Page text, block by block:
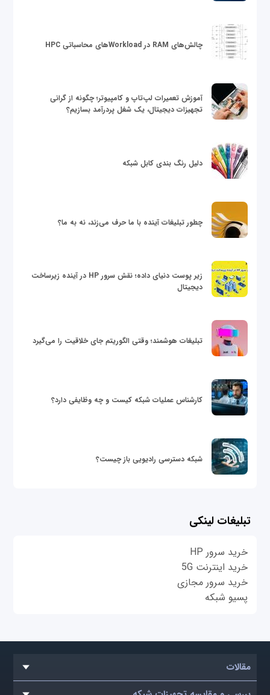
چالش‌های RAM در Workloadهای محاسباتی HPC
آموزش تعمیرات لپ‌تاپ و کامپیوتر؛ چگونه از گرانی
تجهیزات دیجیتال، یک شغل پردرآمد بسازیم؟
دلیل رنگ بندی کابل شبکه
چطور تبلیغات آینده با ما حرف می‌زند، نه به ما؟
زیر پوست دنیای داده؛ نقش سرور HP در آینده زیرساخت
دیجیتال
تبلیغات هوشمند؛ وقتی الگوریتم جای خلاقیت را می‌گیرد
کارشناس عملیات شبکه کیست و چه وظایفی دارد؟
شبکه دسترسی رادیویی باز چیست؟
تبلیغات لینکی
خرید سرور HP
خرید اینترنت 5G
خرید سرور مجازی
پسیو شبکه
مقالات